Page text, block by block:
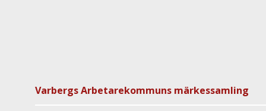
Varbergs Arbetarekommuns märkessamling